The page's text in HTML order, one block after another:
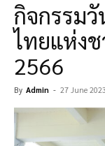
กิจกรรม
ไทยแห่ง
2566
By Admin - 27 June 2023